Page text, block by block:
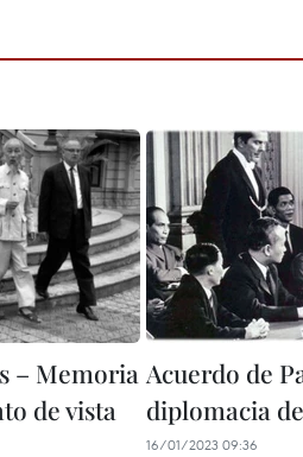
– Memoria
de vista
Acuerdo de
diplomacia
16/01/2023 09:36